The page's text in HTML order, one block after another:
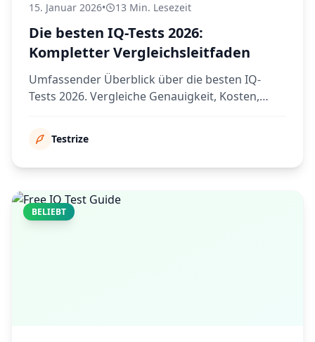
15. Januar 2026• 13 Min. Lesezeit
Die besten IQ-Tests 2026:
Kompletter Vergleichsleitfaden
Umfassender Überblick über die besten IQ-
Tests 2026. Vergleiche Genauigkeit, Kosten,
Testrize
BELIEBT